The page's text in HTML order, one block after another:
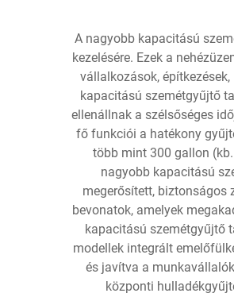
A nagyobb kapacitású
kezelésére. Ezek a
vállalkozások,
kapacitású szemétgyűjtő
ellenállnak a szélsőséges
fő funkciói a hatékony
több mint 300 gallon
nagyobb kapacitású
megerősített, biztonságos
bevonatok, amelyek
kapacitású szemétgyűjtő
modellek integrált
és javítva a
központi